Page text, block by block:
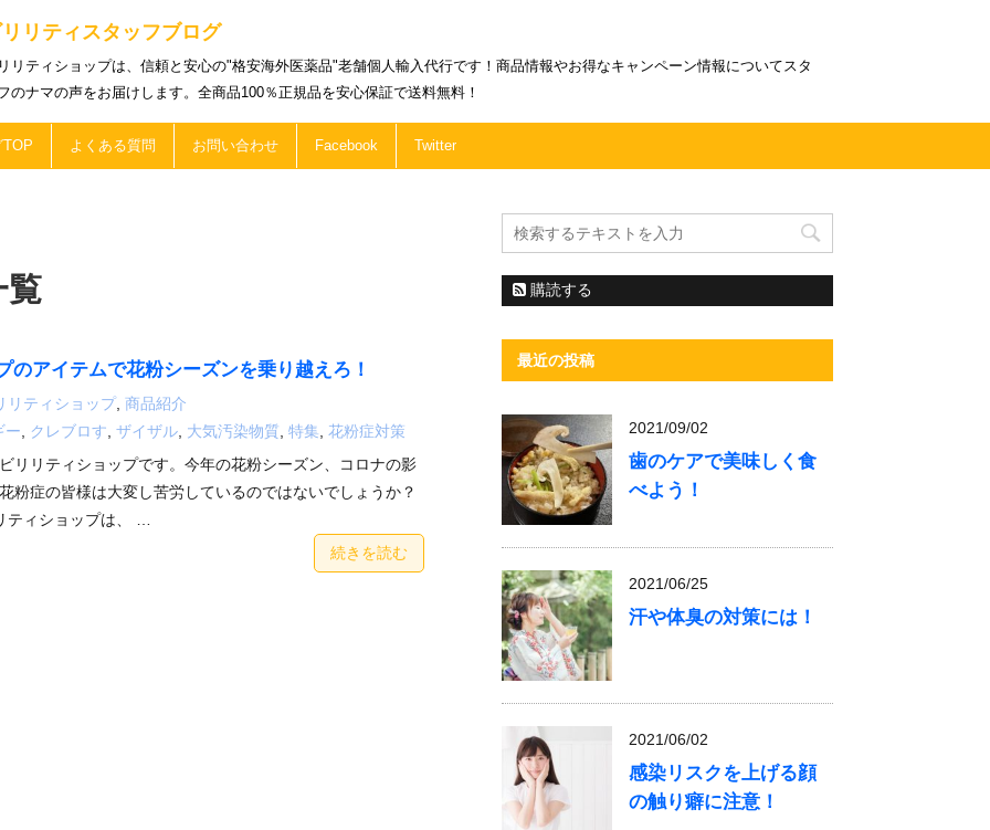
リリティスタッフブログ
リティショップは、信頼と安心の"格安海外医薬品"老舗個人輸入代行です！商品情報やお得なキャンペーン情報についてスタ
のナマの声をお届けします。全商品100％正規品を安心保証で送料無料！
TOP よくある質問 お問い合わせ Facebook Twitter
覧
のアイテムで花粉シーズンを乗り越えろ！
リティショップ, 商品紹介
ー クレブロす ザイザル 大気汚染物質 特集 花粉症対策
リリティショップです。今年の花粉シーズン、コロナの影
粉症の皆様は大変し苦労しているのではないでしょうか？
ティショップは、 …
続きを読む
購読する
最近の投稿
2021/09/02
歯のケアで美味しく食
べよう！
2021/06/25
汗や体臭の対策には！
2021/06/02
感染リスクを上げる顔
の触り癖に注意！